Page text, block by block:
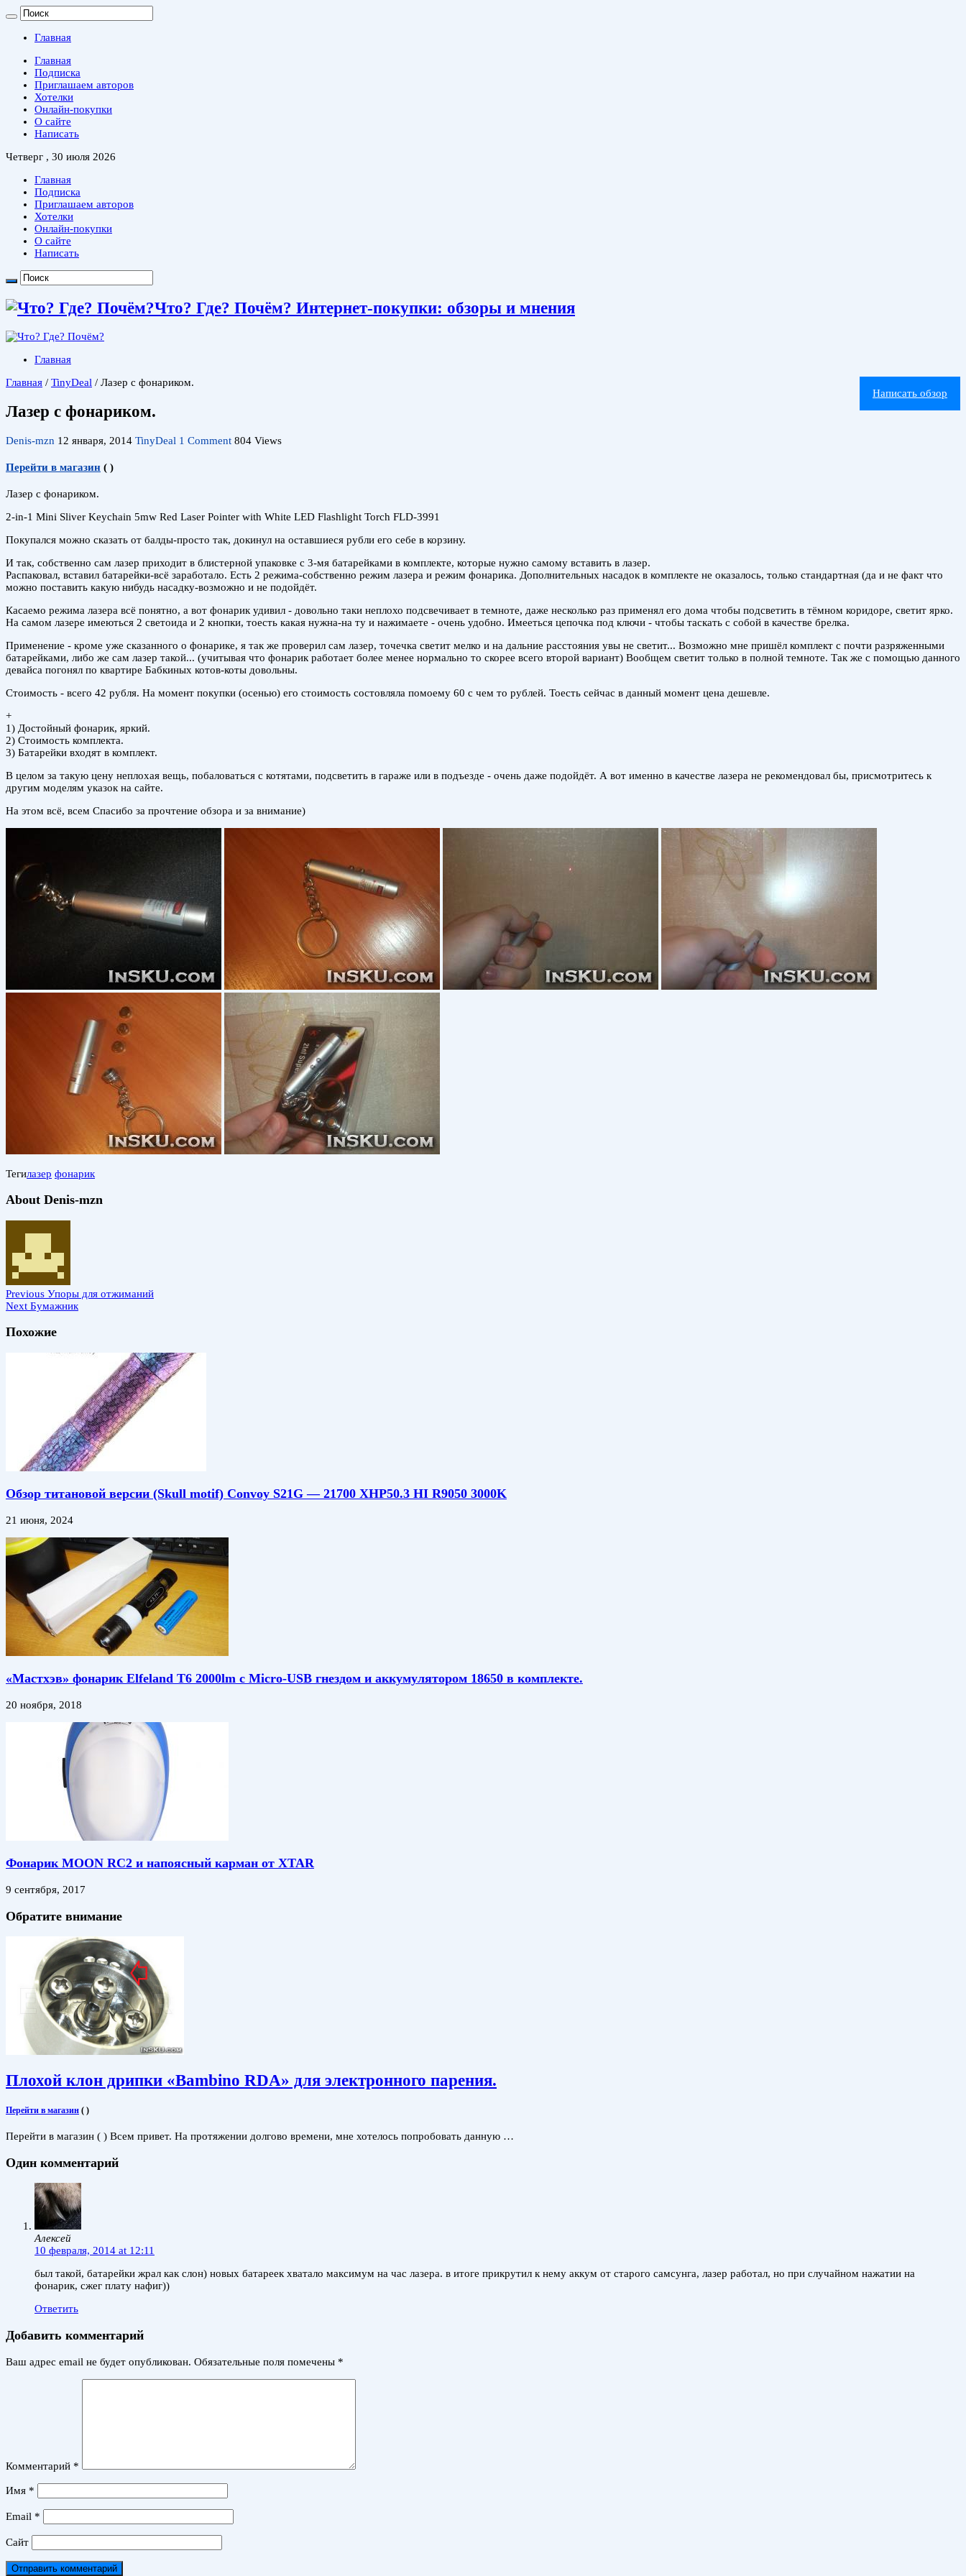
Главная
Главная
Подписка
Приглашаем авторов
Хотелки
Онлайн-покупки
О сайте
Написать
Четверг , 30 июля 2026
Главная
Подписка
Приглашаем авторов
Хотелки
Онлайн-покупки
О сайте
Написать
Что? Где? Почём? Интернет-покупки: обзоры и мнения
Главная
Написать обзор
Главная / TinyDeal / Лазер с фонариком.
Лазер с фонариком.
Denis-mzn 12 января, 2014 TinyDeal 1 Comment 804 Views
Перейти в магазин ( )
Лазер с фонариком.
2-in-1 Mini Sliver Keychain 5mw Red Laser Pointer with White LED Flashlight Torch FLD-3991
Покупался можно сказать от балды-просто так, докинул на оставшиеся рубли его себе в корзину.
И так, собственно сам лазер приходит в блистерной упаковке с 3-мя батарейками в комплекте, которые нужно самому вставить в лазер.
Распаковал, вставил батарейки-всё заработало. Есть 2 режима-собственно режим лазера и режим фонарика. Дополнительных насадок в комплекте не оказалось, только стандартная (да и не факт что
можно поставить какую нибудь насадку-возможно и не подойдёт.
Касаемо режима лазера всё понятно, а вот фонарик удивил - довольно таки неплохо подсвечивает в темноте, даже несколько раз применял его дома чтобы подсветить в тёмном коридоре, светит ярко.
На самом лазере имеються 2 светоида и 2 кнопки, тоесть какая нужна-на ту и нажимаете - очень удобно. Имееться цепочка под ключи - чтобы таскать с собой в качестве брелка.
Применение - кроме уже сказанного о фонарике, я так же проверил сам лазер, точечка светит мелко и на дальние расстояния увы не светит... Возможно мне пришёл комплект с почти разряженными
батарейками, либо же сам лазер такой... (учитывая что фонарик работает более менее нормально то скорее всего второй вариант) Вообщем светит только в полной темноте. Так же с помощью данного
девайса погонял по квартире Бабкиных котов-коты довольны.
Стоимость - всего 42 рубля. На момент покупки (осенью) его стоимость состовляла помоему 60 с чем то рублей. Тоесть сейчас в данный момент цена дешевле.
+
1) Достойный фонарик, яркий.
2) Стоимость комплекта.
3) Батарейки входят в комплект.
В целом за такую цену неплохая вещь, побаловаться с котятами, подсветить в гараже или в подъезде - очень даже подойдёт. А вот именно в качестве лазера не рекомендовал бы, присмотритесь к
другим моделям указок на сайте.
На этом всё, всем Спасибо за прочтение обзора и за внимание)
Тегилазер фонарик
About Denis-mzn
Previous Упоры для отжиманий
Next Бумажник
Похожие
Обзор титановой версии (Skull motif) Convoy S21G — 21700 XHP50.3 HI R9050 3000K
21 июня, 2024
«Мастхэв» фонарик Elfeland T6 2000lm с Micro-USB гнездом и аккумулятором 18650 в комплекте.
20 ноября, 2018
Фонарик MOON RC2 и напоясный карман от XTAR
9 сентября, 2017
Обратите внимание
Плохой клон дрипки «Bambino RDA» для электронного парения.
Перейти в магазин ( )
Перейти в магазин ( ) Всем привет. На протяжении долгово времени, мне хотелось попробовать данную …
Один комментарий
Алексей
10 февраля, 2014 at 12:11
был такой, батарейки жрал как слон) новых батареек хватало максимум на час лазера. в итоге прикрутил к нему аккум от старого самсунга, лазер работал, но при случайном нажатии на
фонарик, сжег плату нафиг))
Ответить
Добавить комментарий
Ваш адрес email не будет опубликован. Обязательные поля помечены *
Комментарий *
Имя *
Email *
Сайт